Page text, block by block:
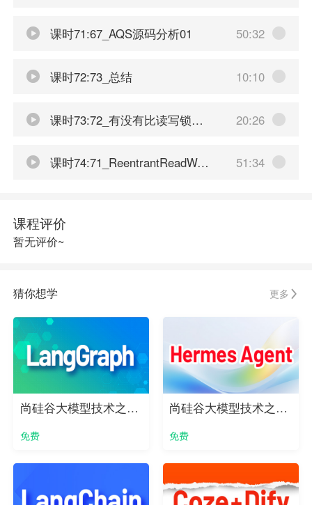
课时71:67_AQS源码分析01 50:32
课时72:73_总结 10:10
课时73:72_有没有比读写锁更快的锁 20:26
课时74:71_ReentrantReadWriteLock降级规则 51:34
课程评价
暂无评价~
猜你想学 更多
尚硅谷大模型技术之LangGraph实战教程
免费
尚硅谷大模型技术之Hermes Agent实战教程
免费